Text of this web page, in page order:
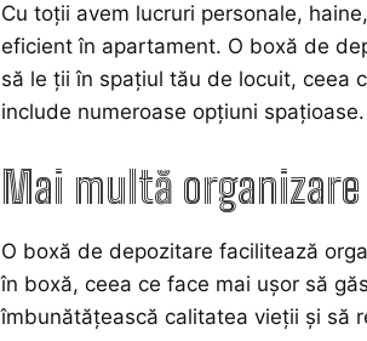
Cu toții avem lucruri personale, haine
eficient în apartament. O boxă de
să le ții în spațiul tău de locuit, ceea
include numeroase opțiuni spațioase.
Mai multă organizare
O boxă de depozitare facilitează
în boxă, ceea ce face mai ușor să
îmbunătățească calitatea vieții și să